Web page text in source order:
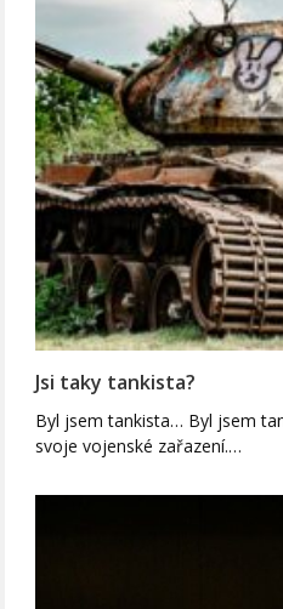
Jsi taky tankista?
Byl jsem tankista… Byl jsem
svoje vojenské zařazení.…